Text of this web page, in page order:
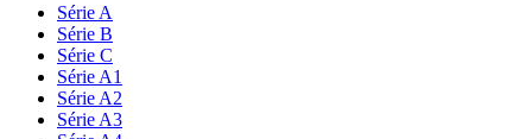
Série A
Série B
Série C
Série A1
Série A2
Série A3